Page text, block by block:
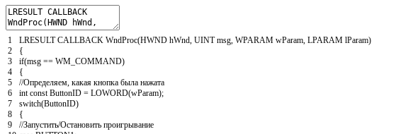
1
2
3
4
5
6
7
8
9
LRESULTCALLBACK WndProc(HWND hWnd UINTmsg WPARAM wParam LPARAM lParam)
{
if(msg == WM_COMMAND)
{
//Определяем, какая кнопка была нажата
int const ButtonID = LOWORD(wParam);
switch(ButtonID)
{
//Запустить/Остановить проигрывание